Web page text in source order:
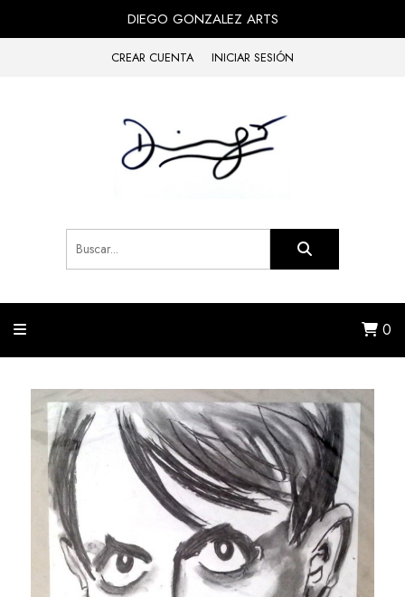
DIEGO GONZALEZ ARTS
CREAR CUENTA INICIAR SESIÓN
0